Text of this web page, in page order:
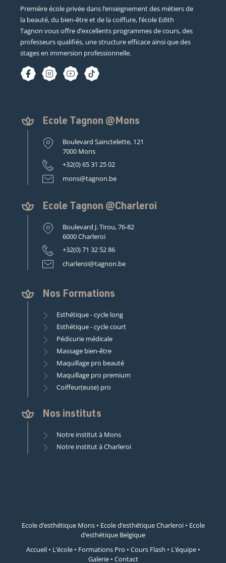
Première école privée dans l’enseignement des métiers de
la beauté, du bien-être et de la coiffure, l’école Edith
Tagnon vous offre d’excellents programmes de cours, des
professeurs qualifiés, une structure efficace ainsi que des
stages en immersion professionnelle.
Ecole Tagnon @Mons
Boulevard Sainctelette, 121
7000 Mons
+32(0) 65 31 25 02
mons@tagnon.be
Ecole Tagnon @Charleroi
Boulevard J. Tirou, 76-82
6000 Charleroi
+32(0) 71 32 52 86
charleroi@tagnon.be
Nos Formations
Esthétique - cycle long
Esthétique - cycle court
Pédicurie médicale
Massage bien-être
Maquillage pro beauté
Maquillage pro premium
Coiffeur(euse) pro
Nos instituts
Notre institut à Mons
Notre institut à Charleroi
Ecole d’esthétique Mons • Ecole d’esthétique Charleroi • Ecole
d’esthétique Belgique
Accueil • L’école • Formations Pro • Cours Flash • L’équipe •
Galerie • Contact